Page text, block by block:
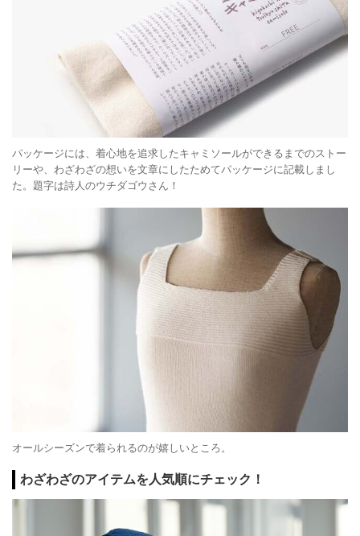
パッケージには、着心地を追求したキャミソールができるまでのストー
リーや、わざわざの想いを文章にしたためてパッケージに記載しまし
た。題字は詩人のウチダゴウさん！
オールシーズンで着られるのが嬉しいところ。
わざわざのアイテムを人気順にチェック！